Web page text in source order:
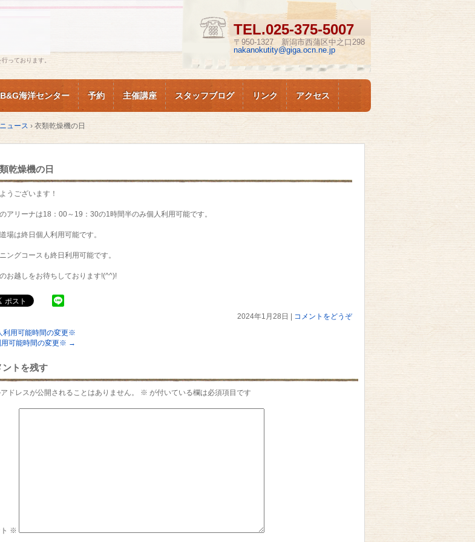
っております。
TEL.025-375-5007
〒950-1327 新潟市西蒲区中之口298
nakanokutity@giga.ocn.ne.jp
B&G海洋センター 予約 主催講座 スタッフブログ リンク アクセス
ニュース › 衣類乾燥機の日
乾燥機の日
うございます！
アリーナは18：00～19：30の1時間半のみ個人利用可能です。
場は終日個人利用可能です。
ングコースも終日利用可能です。
お越しをお待ちしております!(^^)!
2024年1月28日
コメントをどうぞ
用可能時間の変更※
可能時間の変更※ →
ントを残す
ドレスが公開されることはありません。 ※ が付いている欄は必須項目です
※